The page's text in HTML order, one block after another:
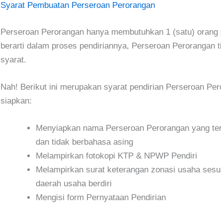
Syarat Pembuatan Perseroan Perorangan
Perseroan Perorangan hanya membutuhkan 1 (satu)
berarti dalam proses pendiriannya, Perseroan Perorangan
syarat.
Nah! Berikut ini merupakan syarat pendirian Perseroan
siapkan:
Menyiapkan nama Perseroan Perorangan yang
dan tidak berbahasa asing
Melampirkan fotokopi KTP & NPWP Pendiri
Melampirkan surat keterangan zonasi usaha
daerah usaha berdiri
Mengisi form Pernyataan Pendirian